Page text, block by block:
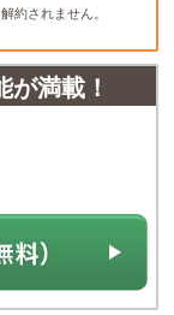
約されません。
満載！